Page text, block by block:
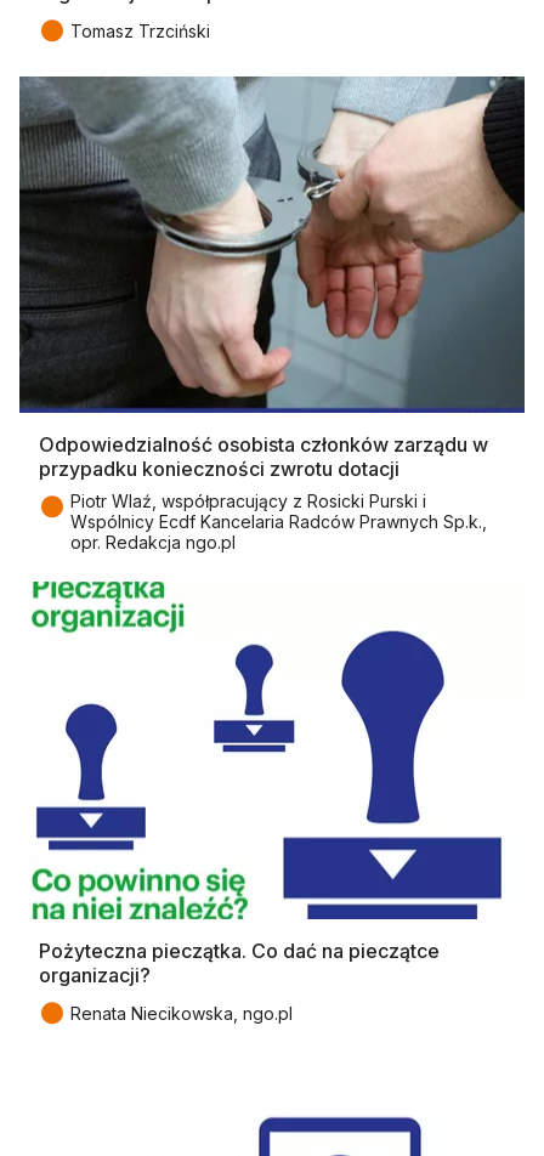
● Tomasz Trzciński
Odpowiedzialność osobista członków zarządu w
przypadku konieczności zwrotu dotacji
● Piotr Wlaź, współpracujący z Rosicki Purski i
Wspólnicy Ecdf Kancelaria Radców Prawnych Sp.k.,
opr. Redakcja ngo.pl
Pożyteczna pieczątka. Co dać na pieczątce
organizacji?
● Renata Niecikowska, ngo.pl